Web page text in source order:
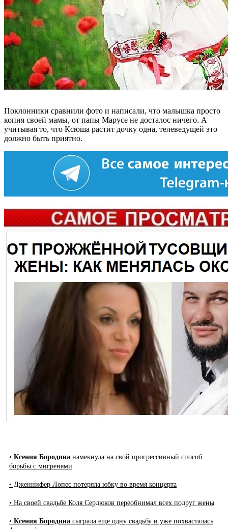
Поклонники сравнили фото и написали, что малышка просто
копия своей мамы, от папы Марусе не досталос ничего. А
учитывая то, что Ксюша растит дочку одна, телеведущей это
должно быть приятно.
• Ксения Бородина намекнула на свой прогрессивный способ
борьбы с мигренями
• Дженнифер Лопес потеряла юбку во время концерта
• На своей свадьбе Коля Сердюков переобнимал всех подруг жены
• Ксения Бородина сыграла еще одну свадьбу и уже похвасталась